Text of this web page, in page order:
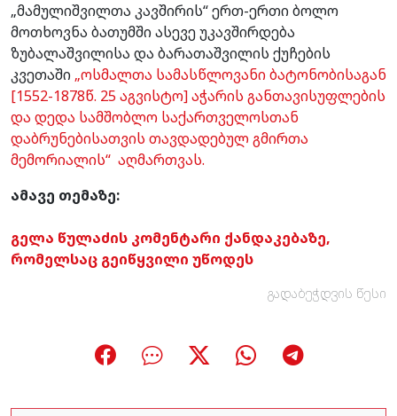
„მამულიშვილთა კავშირის“ ერთ-ერთი ბოლო
მოთხოვნა ბათუმში ასევე უკავშირდება
ზუბალაშვილისა და ბარათაშვილის ქუჩების
კვეთაში „ოსმალთა სამასწლოვანი ბატონობისაგან
[1552-1878წ. 25 აგვისტო] აჭარის განთავისუფლების
და დედა სამშობლო საქართველოსთან
დაბრუნებისათვის თავდადებულ გმირთა
მემორიალის“ აღმართვას.
ამავე თემაზე:
გელა წულაძის კომენტარი ქანდაკებაზე,
რომელსაც გეიწყვილი უწოდეს
გადაბეჭდვის წესი